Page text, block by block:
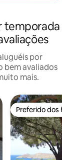
temporada
por
bem avaliados
mais.
Preferido dos
Preferido dos